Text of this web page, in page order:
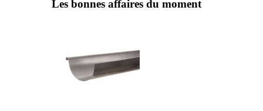
Les bonnes affaires du moment